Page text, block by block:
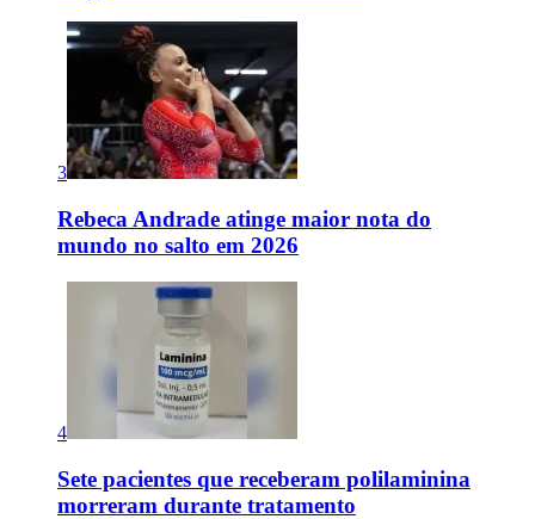
3
Rebeca Andrade atinge maior nota do
mundo no salto em 2026
4
Sete pacientes que receberam polilaminina
morreram durante tratamento